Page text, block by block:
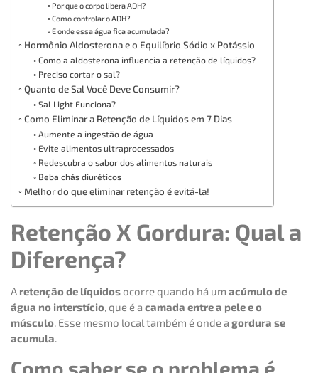
Por que o corpo libera ADH?
Como controlar o ADH?
E onde essa água fica acumulada?
Hormônio Aldosterona e o Equilíbrio Sódio x Potássio
Como a aldosterona influencia a retenção de líquidos?
Preciso cortar o sal?
Quanto de Sal Você Deve Consumir?
Sal Light Funciona?
Como Eliminar a Retenção de Líquidos em 7 Dias
Aumente a ingestão de água
Evite alimentos ultraprocessados
Redescubra o sabor dos alimentos naturais
Beba chás diuréticos
Melhor do que eliminar retenção é evitá-la!
Retenção X Gordura: Qual a
Diferença?
A retenção de líquidos ocorre quando há um acúmulo de
água no interstício, que é a camada entre a pele e o
músculo. Esse mesmo local também é onde a gordura se
acumula.
Como saber se o problema é